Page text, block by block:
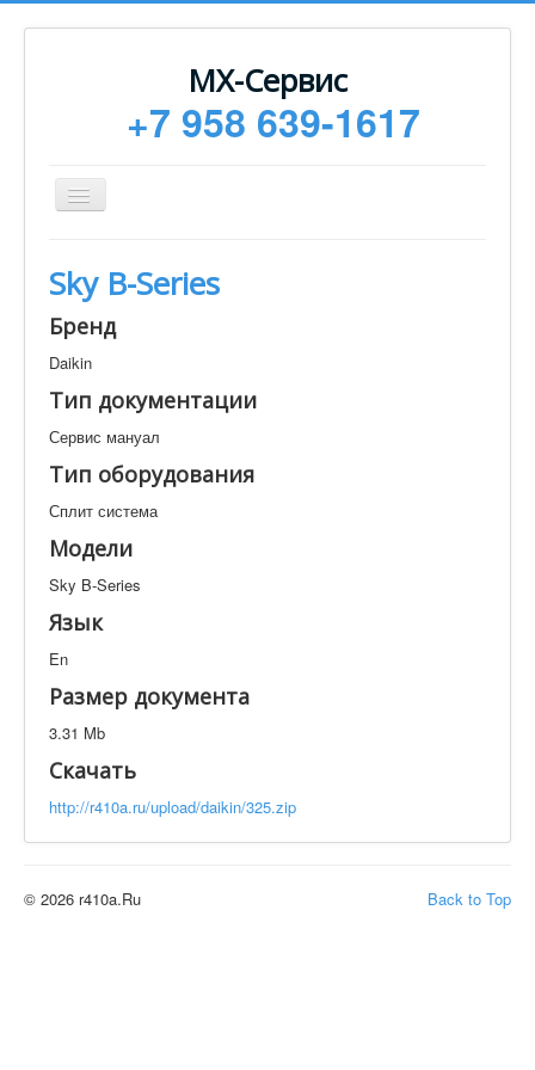
МХ-Сервис
+7 958 639-1617
Toggle
Navigation
Монтаж
Сервисное обслуживание
Техническая документация
Статьи
Техническая документация
Искать
Производитель
Элементов на страницу
Sky B-Series
Бренд
Daikin
Тип документации
Сервис мануал
Тип оборудования
Сплит система
Модели
Sky B-Series
Язык
En
Размер документа
3.31 Mb
Скачать
http://r410a.ru/upload/daikin/325.zip
Back to Top
© 2026 r410a.Ru